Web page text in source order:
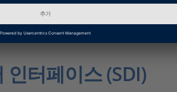
터 재생 테스트용 RAW 데이터 생성
원하는 규격 제품
인터페이스 (SDI)